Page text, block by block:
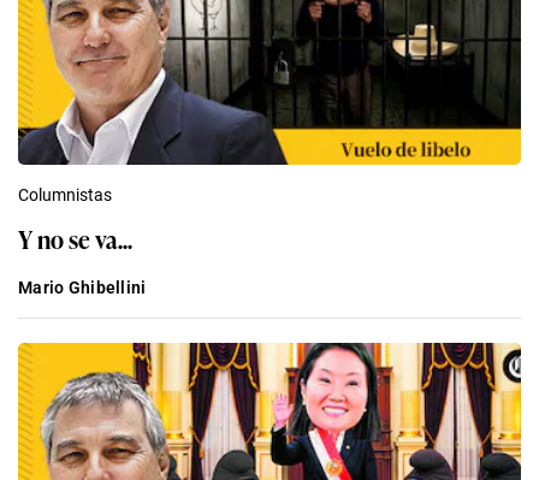
Columnistas
Y no se va...
Mario Ghibellini